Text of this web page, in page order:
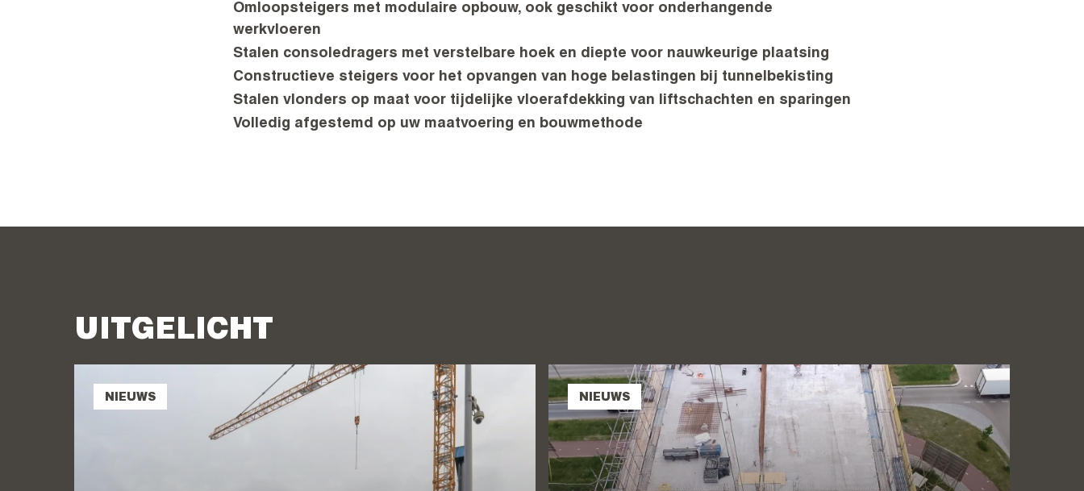
Omloopsteigers met modulaire opbouw, ook geschikt voor onderhangende
werkvloeren
Stalen consoledragers met verstelbare hoek en diepte voor nauwkeurige plaatsing
Constructieve steigers voor het opvangen van hoge belastingen bij tunnelbekisting
Stalen vlonders op maat voor tijdelijke vloerafdekking van liftschachten en sparingen
Volledig afgestemd op uw maatvoering en bouwmethode
UITGELICHT
NIEUWS NIEUWS